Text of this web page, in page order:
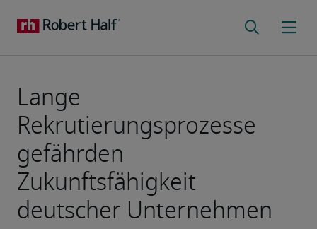
Lange
Rekrutierungsprozesse
gefährden
Zukunftsfähigkeit
deutscher Unternehmen